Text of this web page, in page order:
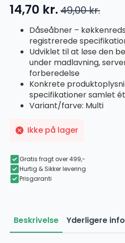
49,00kr.
Den
oprindelige
pris
var:
49,00 kr..
14,70 kr.
Den
aktuelle
pris
14,70 kr..
Dåseåbner –
registrerede
Udviklet til at løse den
under madlavning,
forberedelse
Konkrete
specifikationer samlet
Variant/farve: Multi
Ikke på lager
Gratis fragt over 499,-
Hurtig & Sikker levering
Prisgaranti
Beskrivelse Yderligere